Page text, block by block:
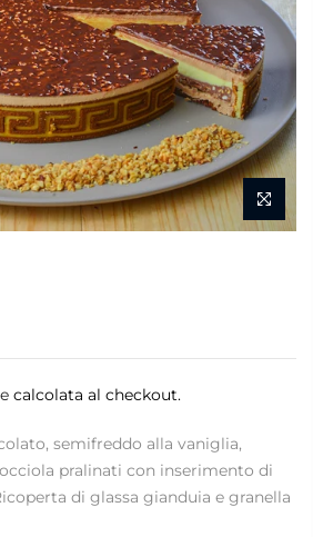
calcolata al checkout.
semifreddo alla vaniglia,
pralinati con inserimento di
di glassa gianduia e granella